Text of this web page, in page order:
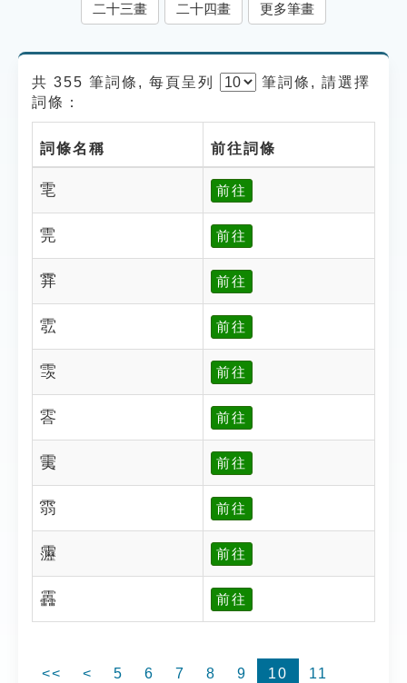
貓頭鷹博士
二十三畫 二十四畫 更多筆畫
共 355 筆詞條, 每頁呈列 筆詞條, 請選擇
詞條：
詞條名稱 前往詞條
䨋 前往
䨌 前往
䨍 前往
䨎 前往
䨏 前往
䨐 前往
䨑 前往
䨒 前往
靋 前往
靐 前往
<< < 5 6 7 8 9 10
11